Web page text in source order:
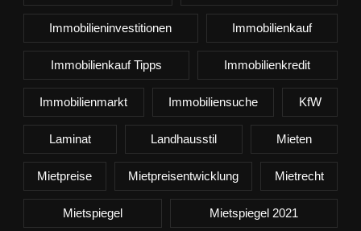
Immobilieninvestitionen Immobilienkauf
Immobilienkauf Tipps Immobilienkredit
Immobilienmarkt Immobiliensuche KfW
Laminat Landhausstil Mieten
Mietpreise Mietpreisentwicklung Mietrecht
Mietspiegel Mietspiegel 2021